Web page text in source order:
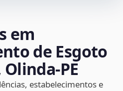
em
de Esgoto
estabelecimentos e